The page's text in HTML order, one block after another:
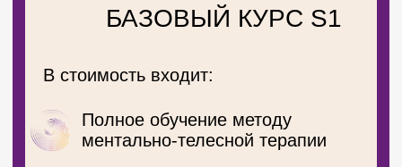
Подобрать курс
НАЙДИТЕ ФОРМАТ,
КОТОРЫЙ ПОДХОДИТ
ИМЕННО ВАМ